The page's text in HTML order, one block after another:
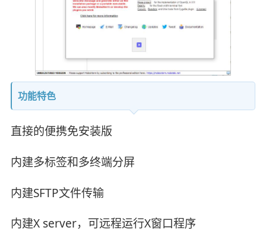
功能特色
直接的便携免安装版
内建多标签和多终端分屏
内建SFTP文件传输
内建X server，可远程运行X窗口程序